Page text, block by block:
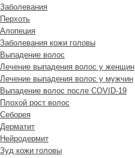
Заболевания
Перхоть
Алопеция
Заболевания кожи головы
Выпадение волос
Лечение выпадения волос у женщин
Лечение выпадения волос у мужчин
Выпадение волос после COVID-19
Плохой рост волос
Cеборея
Дерматит
Нейродермит
Зуд кожи головы